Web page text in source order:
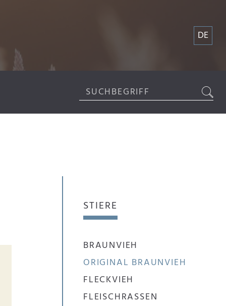
DE
STIERE
BRAUNVIEH
ORIGINAL BRAUNVIEH
FLECKVIEH
FLEISCHRASSEN